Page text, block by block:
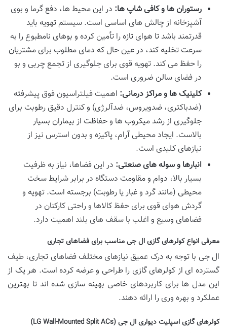
رستوران ها و کافی شاپ ها: در این محیط ها، دفع گرما و بوی
آشپزخانه از چالش های اساسی است. سیستم تهویه باید
قدرتمند باشد تا هوای تازه را تأمین کرده و بوهای نامطبوع را به
سرعت تخلیه کند، در عین حال که دمای مطلوب برای مشتریان
را حفظ می کند. تهویه قوی برای جلوگیری از تجمع چربی و بو
در فضای سالن ضروری است.
کلینیک ها و مراکز درمانی: اهمیت فیلتراسیون فوق پیشرفته
(ضدباکتری، ضدویروس، ضدآلرژی) و کنترل دقیق رطوبت برای
جلوگیری از رشد میکروب ها و حفاظت از بیماران بسیار
بالاست. ایجاد محیطی آرام، پاکیزه و بدون استرس نیز از
نیازهای کلیدی است.
انبارها و سوله های صنعتی: در این فضاها، نیاز به ظرفیت
بسیار بالا، دوام و مقاومت دستگاه در برابر شرایط سخت
محیطی (مانند گرد و غبار یا رطوبت) برجسته است. تهویه و
گردش هوای قوی برای حفظ کالاها و راحتی کارکنان در
فضاهای وسیع و اغلب با سقف های بلند اهمیت دارد.
معرفی انواع کولرهای گازی ال جی مناسب برای فضاهای تجاری
ال جی با توجه به درک عمیق نیازهای مختلف فضاهای تجاری، طیف
گسترده ای از کولرهای گازی را طراحی و عرضه کرده است. هر یک از
این مدل ها برای کاربردهای خاصی بهینه سازی شده اند تا بهترین
عملکرد و بهره وری را ارائه دهند.
کولرهای گازی اسپلیت دیواری ال جی (LG Wall-Mounted Split ACs)